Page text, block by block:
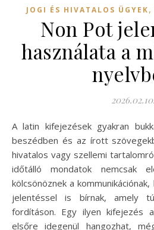
JOGI ÉS HIVATALOS ÜGYEK,
Non Pot
használata a
2026.02.10.
A latin kifejezések gyakran bukkannak fel a mindennapi
beszédben és az írott
hivatalos vagy szellemi
időtálló mondatok nemcsak
kölcsönöznek a
jelentéssel is bírnak, amely
fordításon. Egy ilyen kifejezés
elsőre idegenül hangozhat,